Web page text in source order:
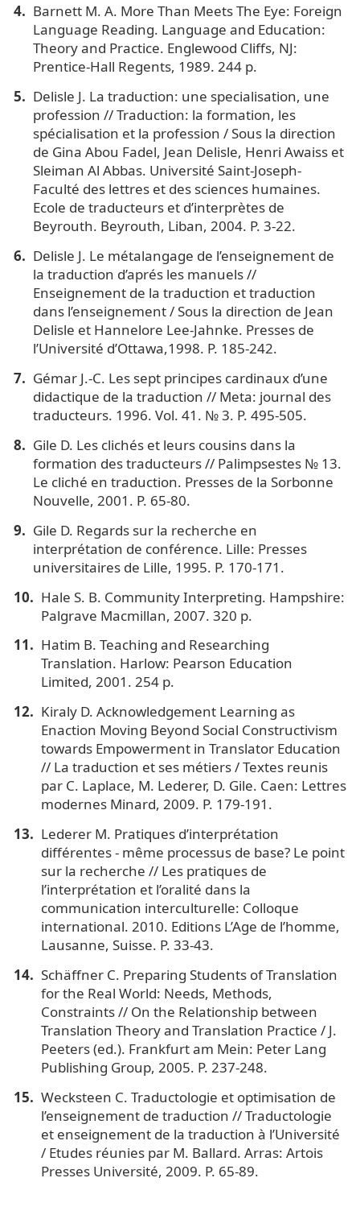
Barnett M. A. More Than Meets The Eye: Foreign
Language Reading. Language and Education:
Theory and Practice. Englewood Cliffs, NJ:
Prentice-Hall Regents, 1989. 244 p.
Delisle J. La traduction: une specialisation, une
profession // Traduction: la formation, les
spécialisation et la profession / Sous la direction
de Gina Abou Fadel, Jean Delisle, Henri Awaiss et
Sleiman Al Abbas. Université Saint-Joseph-
Faculté des lettres et des sciences humaines.
Ecole de traducteurs et d’interprètes de
Beyrouth. Beyrouth, Liban, 2004. P. 3-22.
Delisle J. Le métalangage de l’enseignement de
la traduction d’aprés les manuels //
Enseignement de la traduction et traduction
dans l’enseignement / Sous la direction de Jean
Delisle et Hannelore Lee-Jahnke. Presses de
l’Université d’Ottawa,1998. P. 185-242.
Gémar J.-C. Les sept principes cardinaux d’une
didactique de la traduction // Meta: journal des
traducteurs. 1996. Vol. 41. № 3. P. 495-505.
Gile D. Les clichés et leurs cousins dans la
formation des traducteurs // Palimpsestes № 13.
Le cliché en traduction. Presses de la Sorbonne
Nouvelle, 2001. P. 65-80.
Gile D. Regards sur la recherche en
interprétation de conférence. Lille: Presses
universitaires de Lille, 1995. P. 170-171.
Hale S. B. Community Interpreting. Hampshire:
Palgrave Macmillan, 2007. 320 p.
Hatim B. Teaching and Researching
Translation. Harlow: Pearson Education
Limited, 2001. 254 p.
Kiraly D. Acknowledgement Learning as
Enaction Moving Beyond Social Constructivism
towards Empowerment in Translator Education
// La traduction et ses métiers / Textes reunis
par C. Laplace, M. Lederer, D. Gile. Caen: Lettres
modernes Minard, 2009. P. 179-191.
Lederer M. Pratiques d’interprétation
différentes - même processus de base? Le point
sur la recherche // Les pratiques de
l’interprétation et l’oralité dans la
communication interculturelle: Colloque
international. 2010. Editions L’Age de l’homme,
Lausanne, Suisse. P. 33-43.
Schäffner C. Preparing Students of Translation
for the Real World: Needs, Methods,
Constraints // On the Relationship between
Translation Theory and Translation Practice / J.
Peeters (ed.). Frankfurt am Mein: Peter Lang
Publishing Group, 2005. P. 237-248.
Wecksteen C. Traductologie et optimisation de
l’enseignement de traduction // Traductologie
et enseignement de la traduction à l’Université
/ Etudes réunies par M. Ballard. Arras: Artois
Presses Université, 2009. P. 65-89.